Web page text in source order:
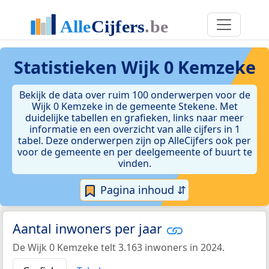
Statistieken Wijk 0 Kemzeke
Bekijk de data over ruim 100 onderwerpen voor de
Wijk 0 Kemzeke in de gemeente Stekene. Met
duidelijke tabellen en grafieken, links naar meer
informatie en een overzicht van alle cijfers in 1
tabel. Deze onderwerpen zijn op AlleCijfers ook per
voor de gemeente en per deelgemeente of buurt te
vinden.
Pagina inhoud ⇵
Aantal inwoners per jaar
De Wijk 0 Kemzeke telt 3.163 inwoners in 2024.